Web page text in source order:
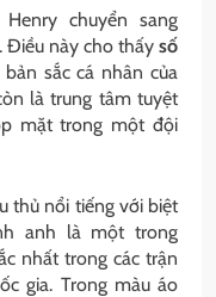
chuyển sang
Điều này cho thấy số
sắc cá nhân của
là trung tâm tuyệt
mặt trong một đội
thủ nổi tiếng với biệt
anh là một trong
nhất trong các trận
gia. Trong màu áo